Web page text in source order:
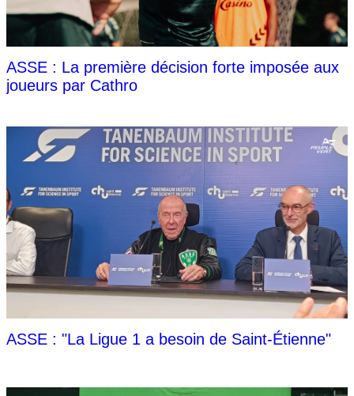
ASSE : La première décision forte imposée aux
joueurs par Cathro
ASSE : "La Ligue 1 a besoin de Saint-Étienne"